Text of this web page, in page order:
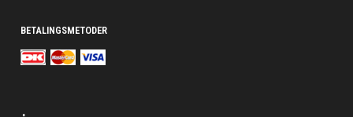
BETALINGSMETODER